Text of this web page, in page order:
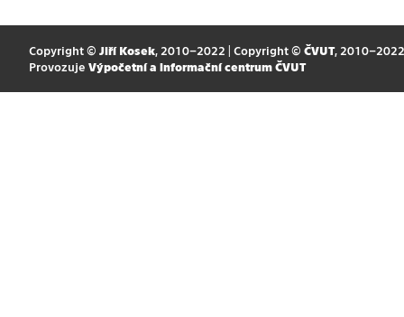
Copyright © Jiří Kosek, 2010–2022 | Copyright © ČVUT, 2010–2022
Provozuje Výpočetní a informační centrum ČVUT